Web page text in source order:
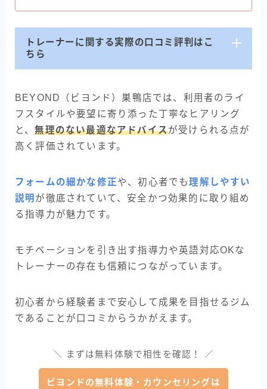
トレーナーに関する実際の口コミ評判はこ
ちら
BEYOND（ビヨンド）巣鴨店では、利用者のライ
フスタイルや要望に寄り添った丁寧なヒアリング
と、無理のない最適なアドバイスが受けられる点が
高く評価されています。
フォームの細かな修正や、初心者でも理解しやすい
説明 が徹底されていて、安全かつ効果的に取り組め
る指導力が魅力です。
モチベーションを引き出す指導力や英語対応OKな
トレーナーの存在も信頼につながっています。
初心者から経験者まで安心して成果を目指せるジム
であることが口コミからうかがえます。
＼ まずは無料体験で相性を確認！ ／
ビヨンドの無料体験・カウンセリングは